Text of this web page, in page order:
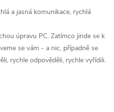
a jasná komunikace, rychlá
úpravu PC. Zatímco jinde se k
se vám - a nic, případně se
rychle odpověděli, rychle vyřídili.